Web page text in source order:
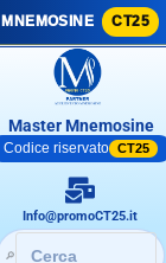
MNEMOSINE CT25
Master Mnemosine
Codice riservato CT25
Info@promoCT25.it
🔎